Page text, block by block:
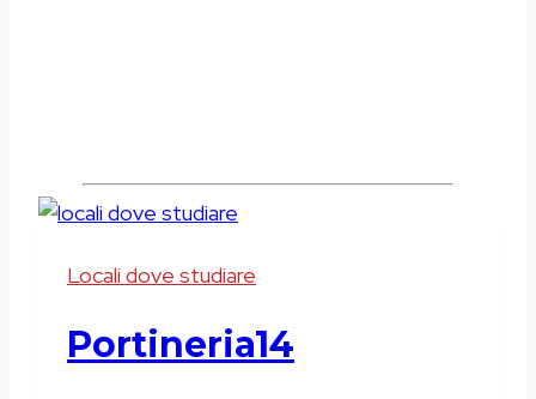
Locali dove studiare
Portineria14